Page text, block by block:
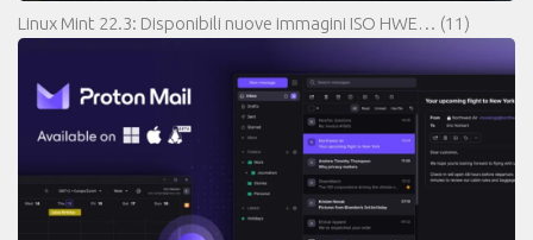
Linux Mint 22.3: Disponibili nuove immagini ISO HWE… (11)